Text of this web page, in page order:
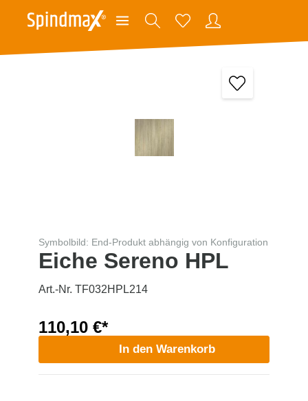
Symbolbild: End-Produkt abhängig von Konfiguration
Eiche Sereno HPL
Art.-Nr. TF032HPL214
110,10 €*
In den Warenkorb